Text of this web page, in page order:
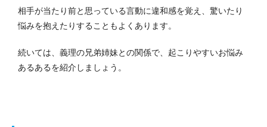
相手が当たり前と思っている言動に違和感を覚え、驚いたり
悩みを抱えたりすることもよくあります。
続いては、義理の兄弟姉妹との関係で、起こりやすいお悩み
あるあるを紹介しましょう。